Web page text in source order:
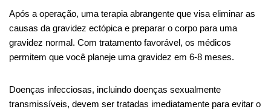
Após a operação, uma terapia abrangente que visa eliminar as
causas da gravidez ectópica e preparar o corpo para uma
gravidez normal. Com tratamento favorável, os médicos
permitem que você planeje uma gravidez em 6-8 meses.
Doenças infecciosas, incluindo doenças sexualmente
transmissíveis, devem ser tratadas imediatamente para evitar o